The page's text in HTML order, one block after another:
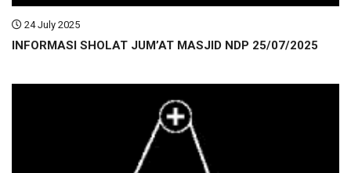
24 July 2025
INFORMASI SHOLAT JUM’AT MASJID NDP 25/07/2025